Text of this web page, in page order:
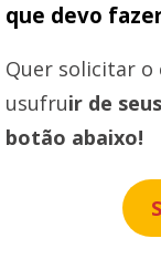
que devo
Quer solicitar o
usufruir de
botão abaixo!